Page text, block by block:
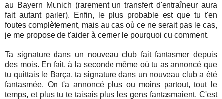
au Bayern Munich (rarement un transfert d'entraîneur aura
fait autant parler). Enfin, le plus probable est que tu t'en
foutes complètement, mais au cas où ce ne serait pas le cas,
je me propose de t'aider à cerner le pourquoi du comment.
Ta signature dans un nouveau club fait fantasmer depuis
des mois. En fait, à la seconde même où tu as annoncé que
tu quittais le Barça, ta signature dans un nouveau club a été
fantasmée. On t'a annoncé plus ou moins partout, tout le
temps, et plus tu te taisais plus les gens fantasmaient. C'est